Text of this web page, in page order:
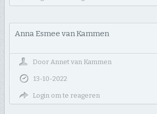
Anna Esmee van Kammen
Door Annet van Kammen
13-10-2022
Login om te reageren